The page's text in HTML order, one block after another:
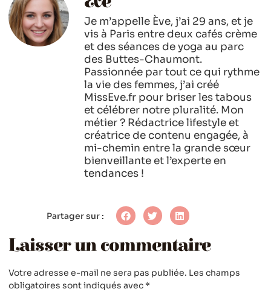
Je m’appelle Ève, j’ai 29 ans, et je
vis à Paris entre deux cafés crème
et des séances de yoga au parc
des Buttes-Chaumont.
Passionnée par tout ce qui rythme
la vie des femmes, j’ai créé
MissEve.fr pour briser les tabous
et célébrer notre pluralité. Mon
métier ? Rédactrice lifestyle et
créatrice de contenu engagée, à
mi-chemin entre la grande sœur
bienveillante et l’experte en
tendances !
Partager sur :
Laisser un commentaire
Votre adresse e-mail ne sera pas publiée. Les champs
obligatoires sont indiqués avec *